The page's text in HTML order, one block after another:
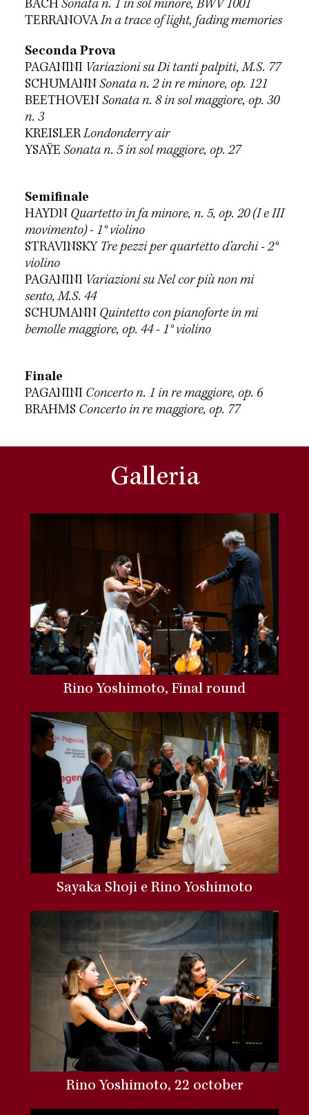
BACH Sonata n. 1 in sol minore, BWV 1001
TERRANOVAIn a trace of light, fading memories
Seconda Prova
PAGANINI Variazioni su Di tanti palpiti, M.S. 77
SCHUMANN Sonata n. 2 in re minore, op. 121
BEETHOVEN Sonata n. 8 in sol maggiore, op. 30
n. 3
KREISLERLondonderry air
YSAŸE Sonata n. 5 in sol maggiore, op. 27
Semifinale
HAYDN Quartetto in fa minore, n. 5, op. 20 (I e III
movimento) - 1° violino
STRAVINSKY Tre pezzi per quartetto d’archi - 2°
violino
PAGANINI Variazioni su Nel cor più non mi
sento, M.S. 44
SCHUMANN Quintetto con pianoforte in mi
bemolle maggiore, op. 44 - 1° violino
Finale
PAGANINI Concerto n. 1 in re maggiore, op. 6
BRAHMS Concerto in re maggiore, op. 77
Galleria
Rino Yoshimoto, Final round
Sayaka Shoji e Rino Yoshimoto
Rino Yoshimoto, 22 october